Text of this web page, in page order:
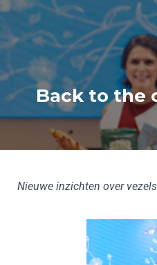
Back to the
Nieuwe inzichten over